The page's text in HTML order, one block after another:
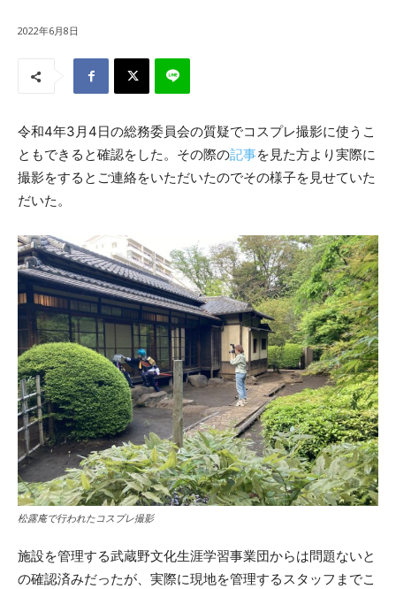
2022年6月8日
令和4年3月4日の総務委員会の質疑でコスプレ撮影に使うこ
ともできると確認をした。その際の記事を見た方より実際に
撮影をするとご連絡をいただいたのでその様子を見せていた
だいた。
松露庵で行われたコスプレ撮影
施設を管理する武蔵野文化生涯学習事業団からは問題ないと
の確認済みだったが、実際に現地を管理するスタッフまでこ